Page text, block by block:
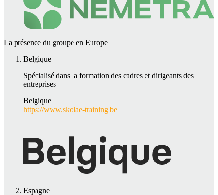
La présence du groupe en Europe
Belgique
Spécialisé dans la formation des cadres et dirigeants des
entreprises
Belgique
https://www.skolae-training.be
Espagne